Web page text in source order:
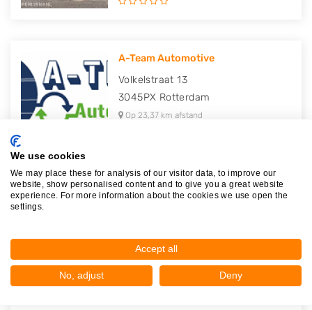
A-Team Automotive
Volkelstraat 13
3045PX Rotterdam
Op 23,37 km afstand
Ad Stouten B.V.
Op 23,91 km afstand
We use cookies
We may place these for analysis of our visitor data, to improve our
website, show personalised content and to give you a great website
experience. For more information about the cookies we use open the
settings.
Accept all
No, adjust Deny